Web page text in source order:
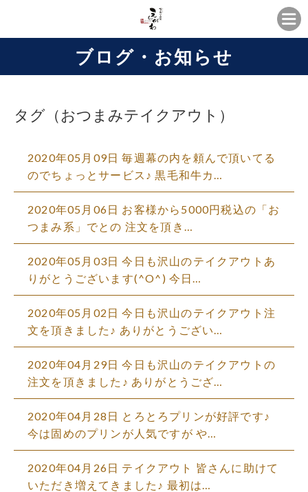
ブログ・お知らせ
タグ（おつまみテイクアウト）
2020年05月09日 毎週幕の内を頼んで頂いてる
のでちょっとサービス♪ 黒毛和牛カ…
2020年05月06日 お客様から5000円税込の「お
つまみ系」でとの 注文を頂き…
2020年05月03日 今日も沢山のテイクアウトあ
りがとうございます(^O^) 今日…
2020年05月02日 今日も沢山のテイクアウト注
文を頂きました♪ ありがとうござい…
2020年04月29日 今日も沢山のテイクアウトの
注文を頂きました♪ ありがとうござ…
2020年04月28日 とろとろプリンが好評です♪
今は固めのプリンが人気ですが や…
2020年04月26日 テイクアウト 皆さんに助けて
いただき増えてきました♪ 最初は…